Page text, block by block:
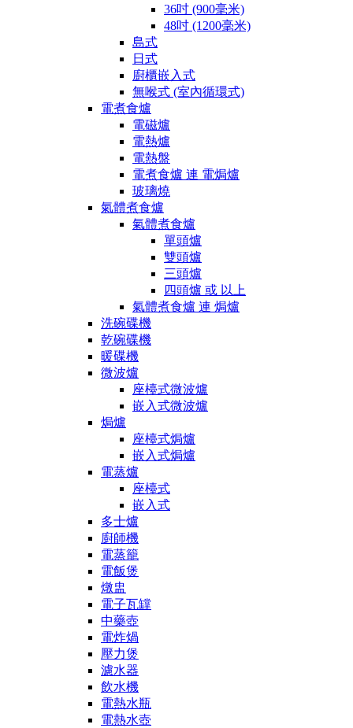
36吋 (900毫米)
48吋 (1200毫米)
島式
日式
廚櫃嵌入式
無喉式 (室內循環式)
電煮食爐
電磁爐
電熱爐
電熱盤
電煮食爐 連 電焗爐
玻璃燒
氣體煮食爐
氣體煮食爐
單頭爐
雙頭爐
三頭爐
四頭爐 或 以上
氣體煮食爐 連 焗爐
洗碗碟機
乾碗碟機
暖碟機
微波爐
座檯式微波爐
嵌入式微波爐
焗爐
座檯式焗爐
嵌入式焗爐
電蒸爐
座檯式
嵌入式
多士爐
廚師機
電蒸籠
電飯煲
燉盅
電子瓦罉
中藥壺
電炸煱
壓力煲
濾水器
飲水機
電熱水瓶
電熱水壺